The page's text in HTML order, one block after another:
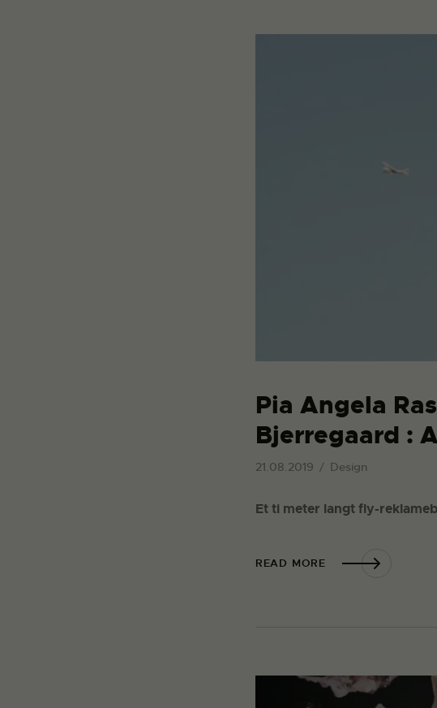
Pia Angela
Bjerregaard :
21.08.2019 Design
Et ti meter langt fly-
READ MORE